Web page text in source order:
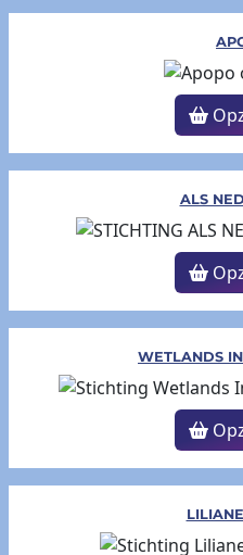
ALS
WETLANDS